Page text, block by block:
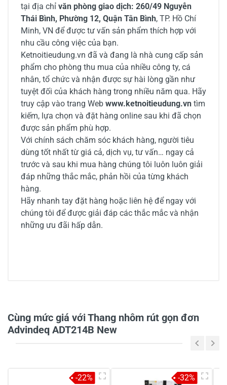
tại địa chỉ văn phòng giao dịch: 260/49 Nguyễn
Thái Bình, Phường 12, Quận Tân Bình, TP. Hồ Chí
Minh, VN để được tư vấn sản phẩm thích hợp với
nhu cầu công việc của bạn.
Ketnoitieudung.vn đã và đang là nhà cung cấp sản
phẩm cho phòng thu mua của nhiều công ty, cá
nhân, tổ chức và nhận được sự hài lòng gần như
tuyệt đối của khách hàng trong nhiều năm qua. Hãy
truy cập vào trang Web www.ketnoitieudung.vn tìm
kiếm, lựa chọn và đặt hàng online sau khi đã chọn
được sản phẩm phù hợp.
Với chính sách chăm sóc khách hàng, người tiêu
dùng tốt nhất từ giá cả, dịch vụ, tư vấn… ngay cả
trước và sau khi mua hàng chúng tôi luôn luôn giải
đáp những thắc mắc, phản hồi của từng khách
hàng.
Hãy nhanh tay đặt hàng hoặc liên hệ để ngay với
chúng tôi để được giải đáp các thắc mắc và nhận
những ưu đãi hấp dẫn.
-
Cùng mức giá với Thang nhôm rút gọn đơn
Advindeq ADT214B New
-22% -32%